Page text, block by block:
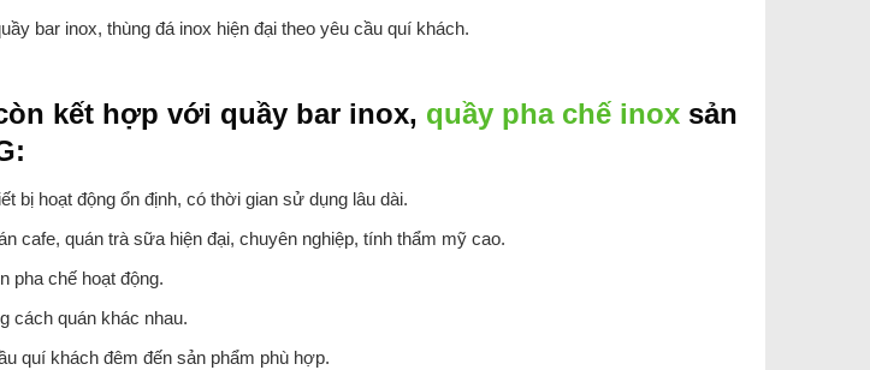
bar inox, thùng đá inox hiện đại theo yêu cầu quí khách.
kết hợp với quầy bar inox, quầy pha chế inoxsản
bị hoạt động ổn định, có thời gian sử dụng lâu dài.
cafe, quán trà sữa hiện đại, chuyên nghiệp, tính thẩm mỹ cao.
pha chế hoạt động.
cách quán khác nhau.
quí khách đêm đến sản phẩm phù hợp.